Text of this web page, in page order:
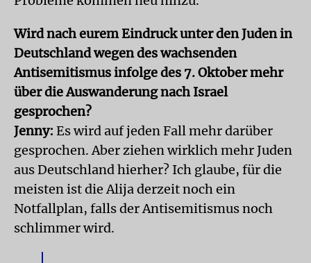
Wird nach eurem Eindruck unter den Juden in
Deutschland wegen des wachsenden
Antisemitismus infolge des 7. Oktober mehr
über die Auswanderung nach Israel
gesprochen?
Jenny: Es wird auf jeden Fall mehr darüber
gesprochen. Aber ziehen wirklich mehr Juden
aus Deutschland hierher? Ich glaube, für die
meisten ist die Alija derzeit noch ein
Notfallplan, falls der Antisemitismus noch
schlimmer wird.